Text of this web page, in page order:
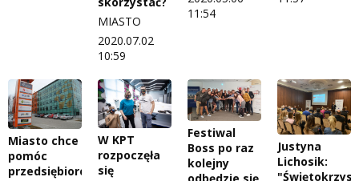
MIASTO
2020.07.02
10:59
11:54
Miasto chce
pomóc
przedsiębiorcom
W KPT
rozpoczęła
się
Festiwal
Boss po raz
kolejny
Justyna
Lichosik: